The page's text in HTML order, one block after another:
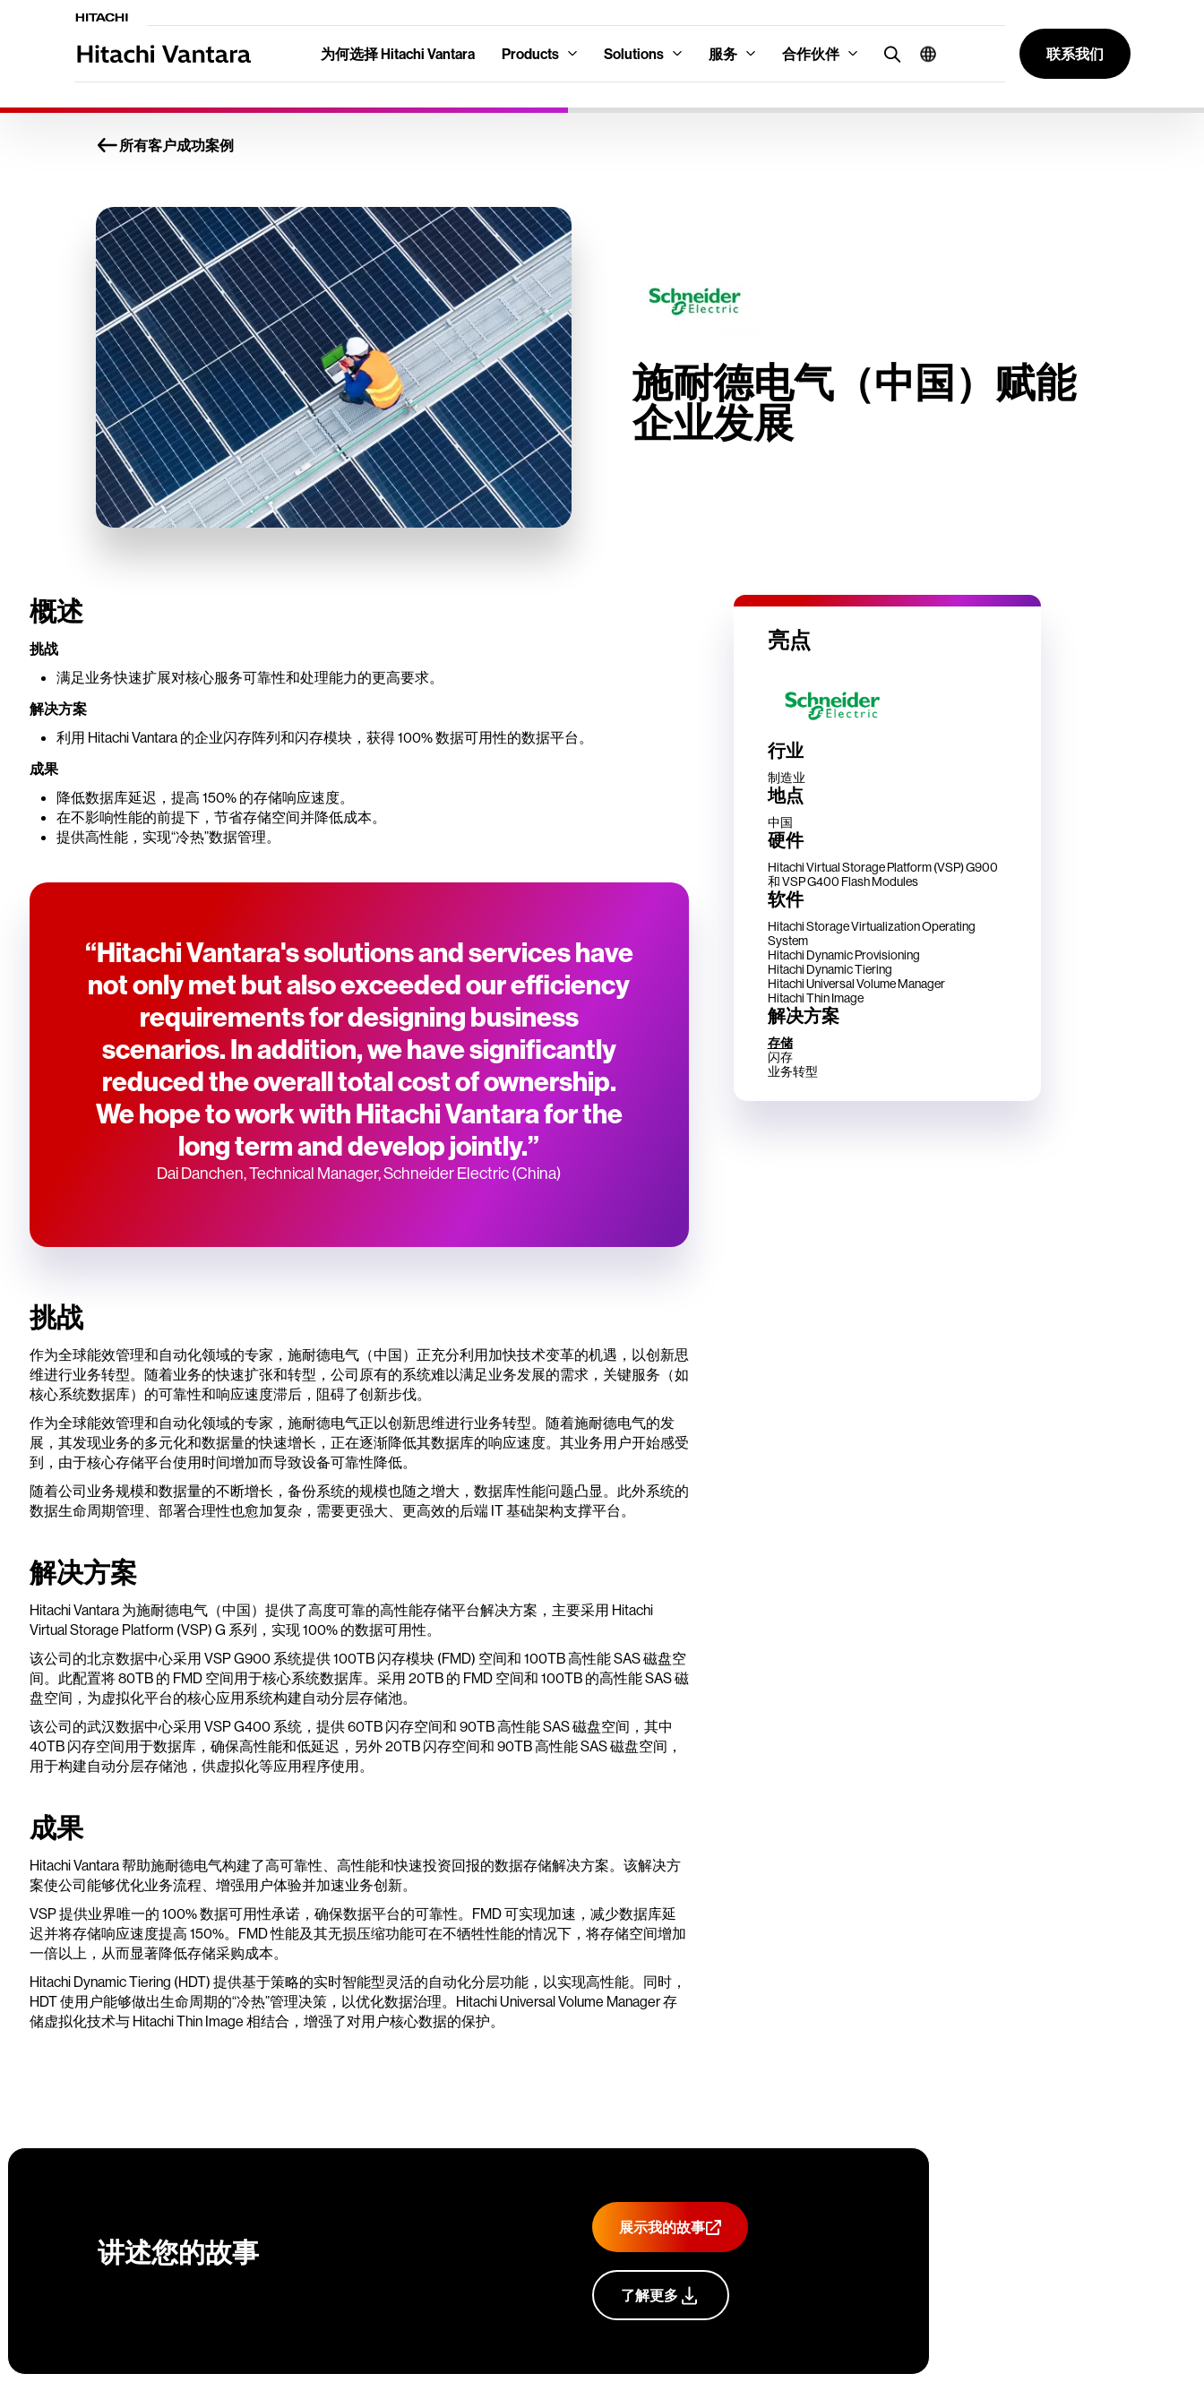
为何选择 Hitachi Vantara Products Solutions 服务 合作伙伴 联系我们
所有客户成功案例
施耐德电气（中国）赋能
企业发展
概述
挑战
满足业务快速扩展对核心服务可靠性和处理能力的更高要求。
解决方案
利用 Hitachi Vantara 的企业闪存阵列和闪存模块，获得 100% 数据可用性的数据平台。
成果
降低数据库延迟，提高 150% 的存储响应速度。
在不影响性能的前提下，节省存储空间并降低成本。
提供高性能，实现“冷热”数据管理。
“Hitachi Vantara's solutions and services have
not only met but also exceeded our efficiency
requirements for designing business
scenarios. In addition, we have significantly
reduced the overall total cost of ownership.
We hope to work with Hitachi Vantara for the
long term and develop jointly.”
Dai Danchen, Technical Manager, Schneider Electric (China)
挑战
作为全球能效管理和自动化领域的专家，施耐德电气（中国）正充分利用加快技术变革的机遇，以创新思
维进行业务转型。随着业务的快速扩张和转型，公司原有的系统难以满足业务发展的需求，关键服务（如
核心系统数据库）的可靠性和响应速度滞后，阻碍了创新步伐。
作为全球能效管理和自动化领域的专家，施耐德电气正以创新思维进行业务转型。随着施耐德电气的发
展，其发现业务的多元化和数据量的快速增长，正在逐渐降低其数据库的响应速度。其业务用户开始感受
到，由于核心存储平台使用时间增加而导致设备可靠性降低。
随着公司业务规模和数据量的不断增长，备份系统的规模也随之增大，数据库性能问题凸显。此外系统的
数据生命周期管理、部署合理性也愈加复杂，需要更强大、更高效的后端 IT 基础架构支撑平台。
解决方案
Hitachi Vantara 为施耐德电气（中国）提供了高度可靠的高性能存储平台解决方案，主要采用 Hitachi
Virtual Storage Platform (VSP) G 系列，实现 100% 的数据可用性。
该公司的北京数据中心采用 VSP G900 系统提供 100TB 闪存模块 (FMD) 空间和 100TB 高性能 SAS 磁盘空
间。此配置将 80TB 的 FMD 空间用于核心系统数据库。采用 20TB 的 FMD 空间和 100TB 的高性能 SAS 磁
盘空间，为虚拟化平台的核心应用系统构建自动分层存储池。
该公司的武汉数据中心采用 VSP G400 系统，提供 60TB 闪存空间和 90TB 高性能 SAS 磁盘空间，其中
40TB 闪存空间用于数据库，确保高性能和低延迟，另外 20TB 闪存空间和 90TB 高性能 SAS 磁盘空间，
用于构建自动分层存储池，供虚拟化等应用程序使用。
成果
Hitachi Vantara 帮助施耐德电气构建了高可靠性、高性能和快速投资回报的数据存储解决方案。该解决方
案使公司能够优化业务流程、增强用户体验并加速业务创新。
VSP 提供业界唯一的 100% 数据可用性承诺，确保数据平台的可靠性。FMD 可实现加速，减少数据库延
迟并将存储响应速度提高 150%。FMD 性能及其无损压缩功能可在不牺牲性能的情况下，将存储空间增加
一倍以上，从而显著降低存储采购成本。
Hitachi Dynamic Tiering (HDT) 提供基于策略的实时智能型灵活的自动化分层功能，以实现高性能。同时，
HDT 使用户能够做出生命周期的“冷热”管理决策，以优化数据治理。Hitachi Universal Volume Manager 存
储虚拟化技术与 Hitachi Thin Image 相结合，增强了对用户核心数据的保护。
亮点
行业
制造业
地点
中国
硬件
Hitachi Virtual Storage Platform (VSP) G900
和 VSP G400 Flash Modules
软件
Hitachi Storage Virtualization Operating
System
Hitachi Dynamic Provisioning
Hitachi Dynamic Tiering
Hitachi Universal Volume Manager
Hitachi Thin Image
解决方案
存储
闪存
业务转型
讲述您的故事
展示我的故事
了解更多